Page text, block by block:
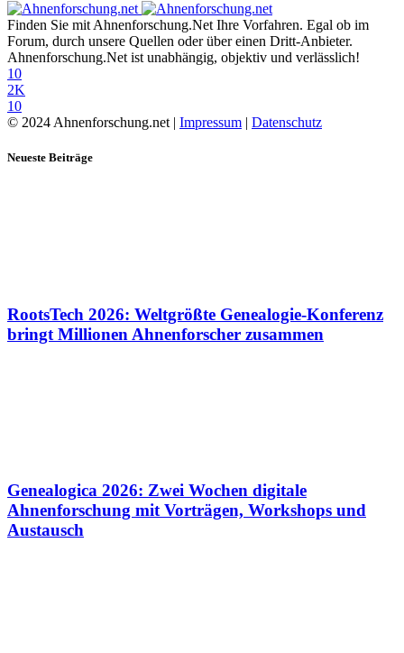
Finden Sie mit Ahnenforschung.Net Ihre Vorfahren. Egal ob im
Forum, durch unsere Quellen oder über einen Dritt-Anbieter.
Ahnenforschung.Net ist unabhängig, objektiv und verlässlich!
10
2K
10
© 2024 Ahnenforschung.net | Impressum | Datenschutz
Neueste Beiträge
RootsTech 2026: Weltgrößte Genealogie-Konferenz
bringt Millionen Ahnenforscher zusammen
Genealogica 2026: Zwei Wochen digitale
Ahnenforschung mit Vorträgen, Workshops und
Austausch